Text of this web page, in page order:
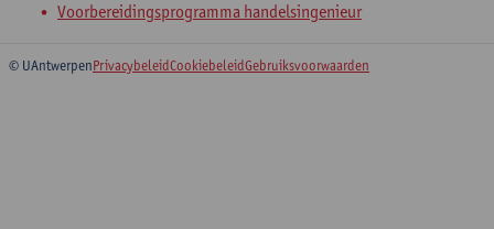
Voorbereidingsprogramma handelsingenieur
© UAntwerpenPrivacybeleidCookiebeleidGebruiksvoorwaarden